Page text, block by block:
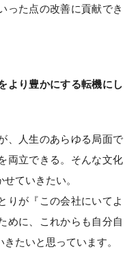
った点の改善に貢献でき
より豊かにする転機にし
、人生のあらゆる局面で
両立できる。そんな文化
ていきたい。
りが『この会社にいてよ
めに、これからも自分自
たいと思っています。